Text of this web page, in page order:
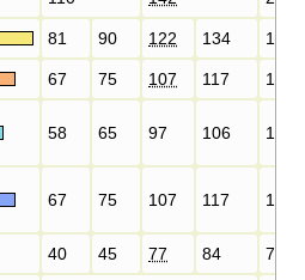
81 90 122 134 158
67 75 107 117 131
58 65 97 106 113
67 75 107 117 131
40 45 77 84 77